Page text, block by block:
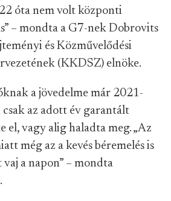
óta nem volt központi
– mondta a G7-nek Dobrovits
és Közművelődési
(KKDSZ) elnöke.
a jövedelme már 2021-
az adott év garantált
el, vagy alig haladta meg. „Az
még az a kevés béremelés is
a napon” – mondta